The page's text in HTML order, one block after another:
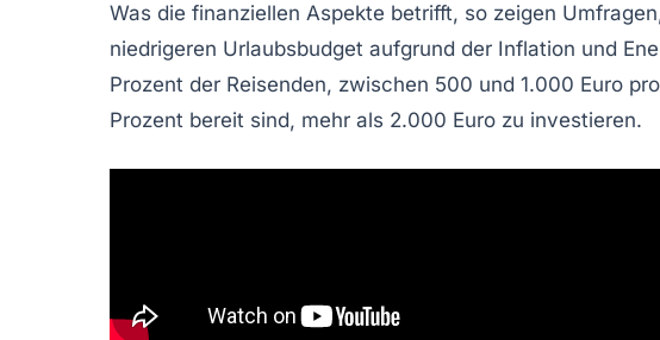
Was die finanziellen Aspekte betrifft, so zeigen
niedrigeren Urlaubsbudget aufgrund der Inflation und
Prozent der Reisenden, zwischen 500 und 1.000 Euro
Prozent bereit sind, mehr als 2.000 Euro zu investieren.